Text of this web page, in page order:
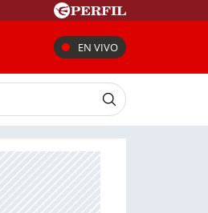
EN VIVO